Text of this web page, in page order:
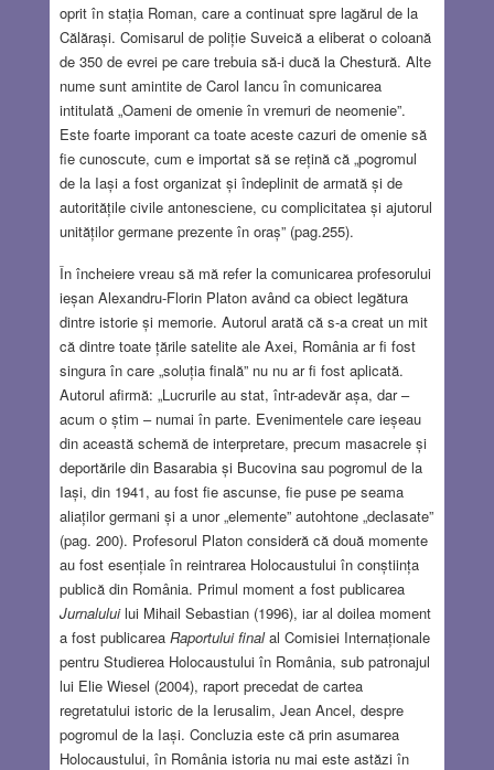
oprit în stația Roman, care a continuat spre lagărul de la
Călărași. Comisarul de poliție Suveică a eliberat o coloană
de 350 de evrei pe care trebuia să-i ducă la Chestură. Alte
nume sunt amintite de Carol Iancu în comunicarea
intitulată „Oameni de omenie în vremuri de neomenie”.
Este foarte imporant ca toate aceste cazuri de omenie să
fie cunoscute, cum e importat să se rețină că „pogromul
de la Iași a fost organizat și îndeplinit de armată și de
autoritățile civile antonesciene, cu complicitatea și ajutorul
unităților germane prezente în oraș” (pag.255).
În încheiere vreau să mă refer la comunicarea profesorului
ieșan Alexandru-Florin Platon având ca obiect legătura
dintre istorie și memorie. Autorul arată că s-a creat un mit
că dintre toate țările satelite ale Axei, România ar fi fost
singura în care „soluția finală” nu nu ar fi fost aplicată.
Autorul afirmă: „Lucrurile au stat, într-adevăr așa, dar –
acum o știm – numai în parte. Evenimentele care ieșeau
din această schemă de interpretare, precum masacrele și
deportările din Basarabia și Bucovina sau pogromul de la
Iași, din 1941, au fost fie ascunse, fie puse pe seama
aliaților germani și a unor „elemente” autohtone „declasate”
(pag. 200). Profesorul Platon consideră că două momente
au fost esențiale în reintrarea Holocaustului în conștiința
publică din România. Primul moment a fost publicarea
Jurnaluluilui Mihail Sebastian (1996), iar al doilea moment
a fost publicarea Raportului finalal Comisiei Internaționale
pentru Studierea Holocaustului în România, sub patronajul
lui Elie Wiesel (2004), raport precedat de cartea
regretatului istoric de la Ierusalim, Jean Ancel, despre
pogromul de la Iași. Concluzia este că prin asumarea
Holocaustului, în România istoria nu mai este astăzi în